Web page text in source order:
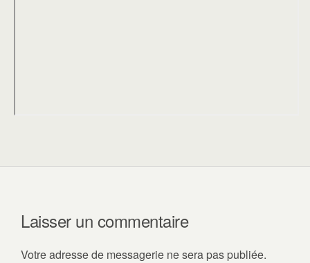
Laisser un commentaire
Votre adresse de messagerie ne sera pas publiée.